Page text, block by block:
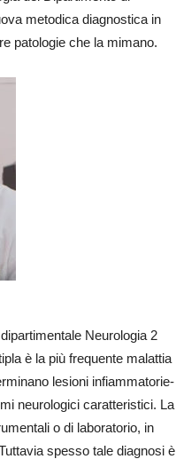
metodica diagnostica in
patologie che la mimano.
Neurologia 2
è la più frequente malattia
lesioni infiammatorie-
neurologici caratteristici. La
o di laboratorio, in
spesso tale diagnosi è